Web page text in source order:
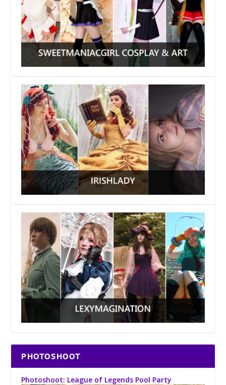
PHOTOSHOOT
Photoshoot: League of Legends Pool Party